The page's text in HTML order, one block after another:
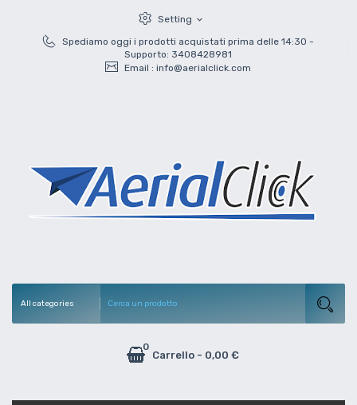
Setting expand_more
Spediamo oggi i prodotti acquistati prima delle 14:30 -
Supporto: 3408428981
Email : info@aerialclick.com
Carrello
0
- 0,00 €